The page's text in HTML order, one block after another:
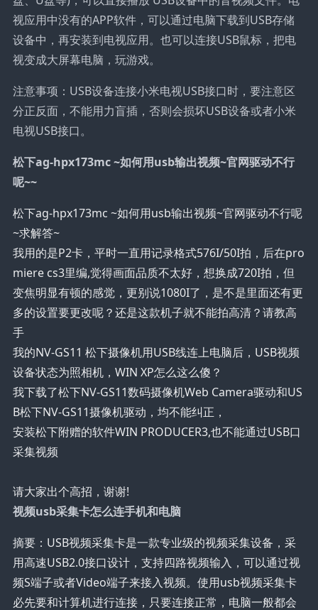
视应用中没有的APP软件，可以通过电脑下载到USB存储
设备中，再安装到电视应用。也可以连接USB鼠标，把电
视变成大屏幕电脑，玩游戏。
注意事项：USB设备连接小米电视USB接口时，要注意区
分正反面，不能用力盲插，否则会损坏USB设备或者小米
电视USB接口。
松下ag-hpx173mc ~如何用usb输出视频~官网驱动不行
呢~~
松下ag-hpx173mc ~如何用usb输出视频~官网驱动不行呢
~求解答~
我用的是P2卡，平时一直用记录格式576I/50I拍，后在pro
miere cs3里编,觉得画面品质不太好，想换成720I拍，但
变焦明显有顿的感觉，更别说1080I了，是不是里面还有更
多的设置要更改呢？还是这款机子就不能拍高清？请教高
手
我的NV-GS11 松下摄像机用USB线连上电脑后，USB视频
设备状态为照相机，WIN XP怎么这么傻？
我下载了松下NV-GS11数码摄像机Web Camera驱动和US
B松下NV-GS11摄像机驱动，均不能纠正，
安装松下附赠的软件WIN PRODUCER3,也不能通过USB口
采集视频
请大家出个高招，谢谢!
视频usb采集卡怎么连手机和电脑
摘要：USB视频采集卡是一款专业级的视频采集设备，采
用高速USB2.0接口设计，支持四路视频输入，可以通过视
频S端子或者Video端子来接入视频。使用usb视频采集卡
必先要和计算机进行连接，只要连接正常，电脑一般都会